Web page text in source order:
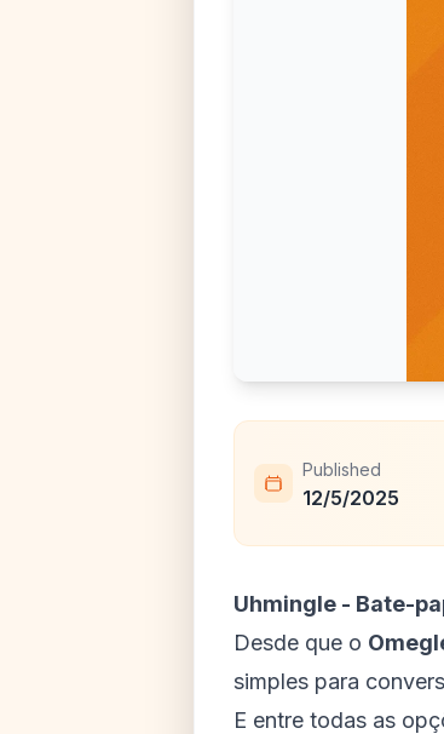
Published
12/5/2025
Uhmingle - Bate-
Desde que o
simples para
E entre todas as